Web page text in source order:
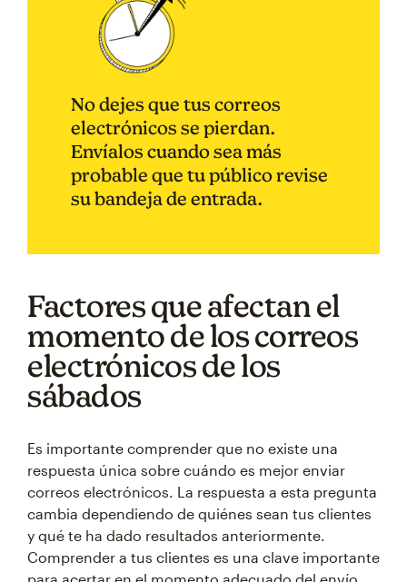
No dejes que tus correos
electrónicos se pierdan.
Envíalos cuando sea más
probable que tu público revise
su bandeja de entrada.
Factores que afectan el
momento de los correos
electrónicos de los
sábados
Es importante comprender que no existe una
respuesta única sobre cuándo es mejor enviar
correos electrónicos. La respuesta a esta pregunta
cambia dependiendo de quiénes sean tus clientes
y qué te ha dado resultados anteriormente.
Comprender a tus clientes es una clave importante